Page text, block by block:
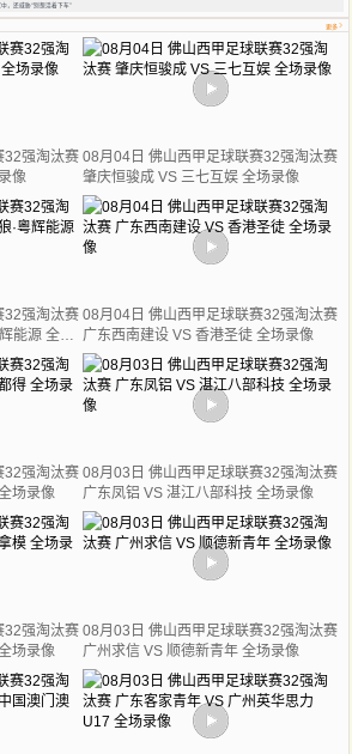
，还威胁“别想活着下车”
更多
32强淘汰赛
像
08月04日 佛山西甲足球联赛32强淘汰赛
肇庆恒骏成 VS 三七互娱 全场录像
32强淘汰赛
能源 全场
08月04日 佛山西甲足球联赛32强淘汰赛
广东西南建设 VS 香港圣徒 全场录像
32强淘汰赛
场录像
08月03日 佛山西甲足球联赛32强淘汰赛
广东凤铝 VS 湛江八部科技 全场录像
32强淘汰赛
场录像
08月03日 佛山西甲足球联赛32强淘汰赛
广州求信 VS 顺德新青年 全场录像